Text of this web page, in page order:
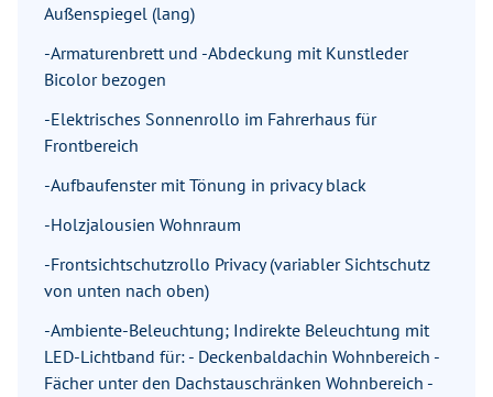
Außenspiegel (lang)
-Armaturenbrett und -Abdeckung mit Kunstleder
Bicolor bezogen
-Elektrisches Sonnenrollo im Fahrerhaus für
Frontbereich
-Aufbaufenster mit Tönung in privacy black
-Holzjalousien Wohnraum
-Frontsichtschutzrollo Privacy (variabler Sichtschutz
von unten nach oben)
-Ambiente-Beleuchtung; Indirekte Beleuchtung mit
LED-Lichtband für: - Deckenbaldachin Wohnbereich -
Fächer unter den Dachstauschränken Wohnbereich -